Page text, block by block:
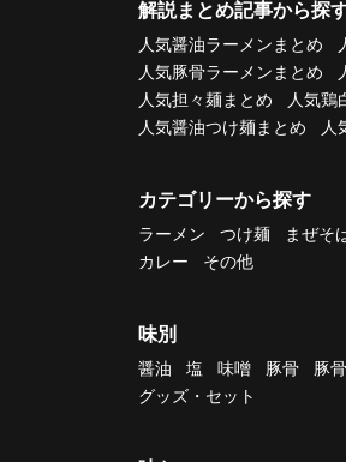
解説まとめ記事から探
人気醤油ラーメンまとめ
人気豚骨ラーメンまとめ
人気担々麺まとめ
人気鶏
人気醤油つけ麺まとめ
人
カテゴリーから探す
ラーメン つけ麺 まぜそ
カレー
その他
味別
醤油 塩 味噌 豚骨 豚
グッズ・セット